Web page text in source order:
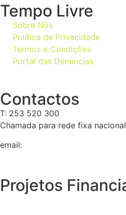
Tempo Livre
Sobre Nós
Política de Privacidade
Termos e Condições
Portal das Denúncias
Contactos
T: 253 520 300
Chamada para rede fixa nacional
email:
Projetos